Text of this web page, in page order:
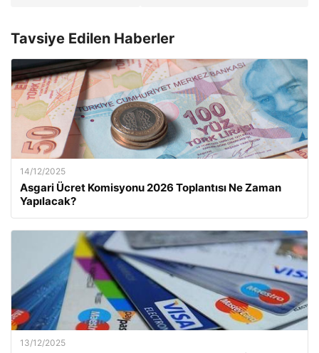
Tavsiye Edilen Haberler
14/12/2025
Asgari Ücret Komisyonu 2026 Toplantısı Ne Zaman
Yapılacak?
13/12/2025